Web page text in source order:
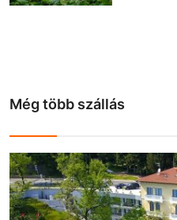
Még több szállás